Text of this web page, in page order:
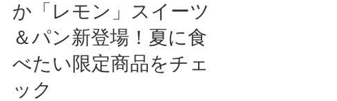
か「レモン」スイーツ
＆パン新登場！夏に食
べたい限定商品をチェ
ック